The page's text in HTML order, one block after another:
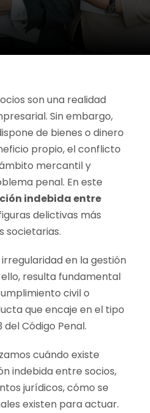
son una realidad
Sin embargo,
de bienes o dinero
propio, el conflicto
mercantil y
penal. En este
indebida entre
delictivas más
societarias.
en la gestión
resulta fundamental
civil o
que encaje en el tipo
Código Penal.
cuándo existe
indebida entre socios,
jurídicos, cómo se
existen para actuar.